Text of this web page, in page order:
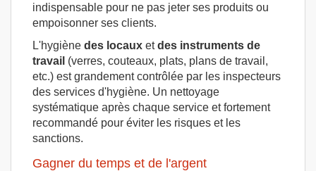
indispensable pour ne pas jeter ses produits ou
empoisonner ses clients.
L'hygiène des locaux etdes instruments de
travail (verres, couteaux, plats, plans de travail,
etc.) est grandement contrôlée par les inspecteurs
des services d'hygiène. Un nettoyage
systématique après chaque service et fortement
recommandé pour éviter les risques et les
sanctions.
Gagner du temps et de l'argent